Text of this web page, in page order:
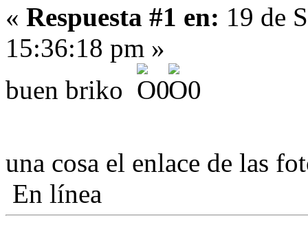
« Respuesta #1 en: 19 de
15:36:18 pm »
buen briko
una cosa el enlace de las
En línea